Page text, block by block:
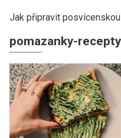
Jak připravit
pomazanky-